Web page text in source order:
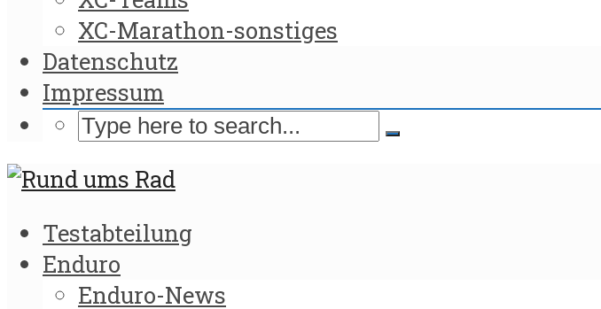
XC-Marathon-sonstiges
Datenschutz
Impressum
Testabteilung
Enduro
Enduro-News